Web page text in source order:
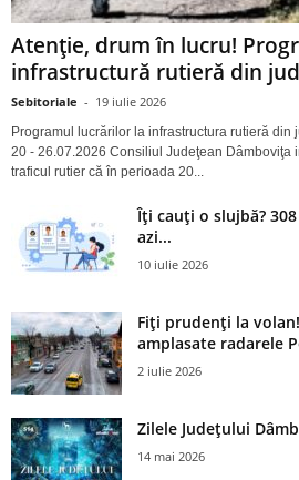
Atenție, drum în lucru!
infrastructură rutieră din
Sebitoriale - 19 iulie 2026
Programul lucrărilor la infrastructura rutieră din
20 - 26.07.2026 Consiliul Judeţean Dâmboviţa
traficul rutier că în perioada 20...
Îți cauți o slujbă?
azi...
10 iulie 2026
Fiți prudenți la
amplasate radarele
2 iulie 2026
Zilele Județului
14 mai 2026